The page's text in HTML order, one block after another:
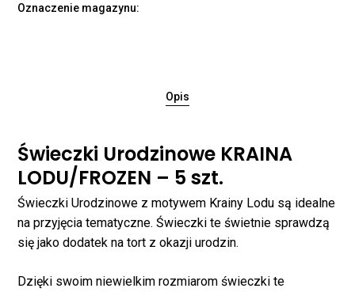
Oznaczenie magazynu:
Opis
Świeczki Urodzinowe KRAINA
LODU/FROZEN – 5 szt.
Świeczki Urodzinowe z motywem Krainy Lodu są idealne
na przyjęcia tematyczne. Świeczki te świetnie sprawdzą
się jako dodatek na tort z okazji urodzin.
Dzięki swoim niewielkim rozmiarom świeczki te